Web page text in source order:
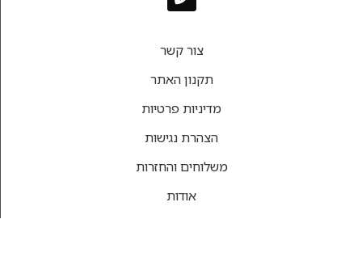
צור קשר
תקנון האתר
מדיניות פרטיות
הצהרת נגישות
משלוחים והחזרות
אודות